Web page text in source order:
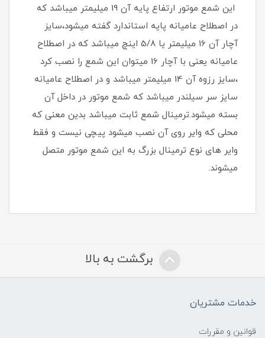
این شمع موتور ارتفاع پایه آن 19 میلیمتر میباشد که
در اصطلاح عامیانه پایه استاندارد گفته میشود،سایز
آچار آن 16 میلیمتر یا 5/8 اینچ میباشد که در اصطلاح
عامیانه یعنی با آچار 16 میتوان این شمع را نصب کرد
،سایز رزوه آن 14 میلیمتر میباشد و در اصطلاح عامیانه
سایز سر سیلندر میباشد که شمع موتور در داخل آن
بسته میشود.ترمینال شمع ثابت میباشد بدین معنی که
محلی که وایر روی آن نصب میشود پیچی نیست و فقط
وایر های نوع ترمینال بزرگ به این شمع موتور متصل
میشوند.
برگشت به بالا
خدمات مشتریان
قوانین و مقررات